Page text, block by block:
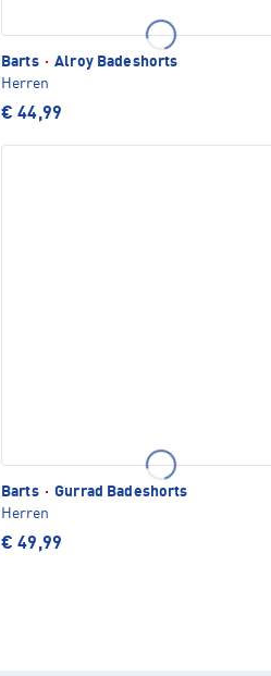
Barts · Alroy Badeshorts
Herren
€ 44,99
Barts · Gurrad Badeshorts
Herren
€ 49,99